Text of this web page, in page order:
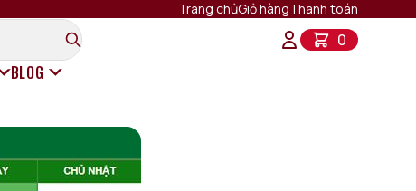
Trang chủGiỏ hàngThanh toán
0
Rượu Vang Ý
Rượu Vang Pháp
Rượu Vang Chile
BLOG